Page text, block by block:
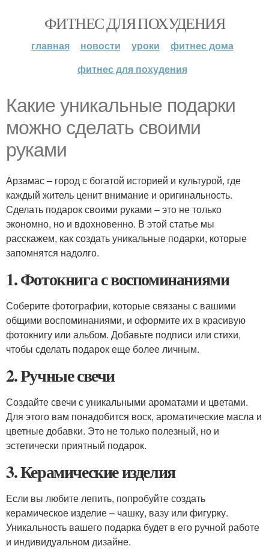
ФИТНЕС ДЛЯ ПОХУДЕНИЯ
главная новости уроки
фитнес дома
фитнес для похудения
Какие уникальные подарки
можно сделать своими
руками
Арзамас – город с богатой историей и культурой, где
каждый житель ценит внимание и оригинальность.
Сделать подарок своими руками – это не только
экономно, но и вдохновенно. В этой статье мы
расскажем, как создать уникальные подарки, которые
запомнятся надолго.
1. Фотокнига с воспоминаниями
Соберите фотографии, которые связаны с вашими
общими воспоминаниями, и оформите их в красивую
фотокнигу или альбом. Добавьте подписи или стихи,
чтобы сделать подарок еще более личным.
2. Ручные свечи
Создайте свечи с уникальными ароматами и цветами.
Для этого вам понадобится воск, ароматические масла и
цветные добавки. Это не только полезный, но и
эстетически приятный подарок.
3. Керамические изделия
Если вы любите лепить, попробуйте создать
керамическое изделие – чашку, вазу или фигурку.
Уникальность вашего подарка будет в его ручной работе
и индивидуальном дизайне.